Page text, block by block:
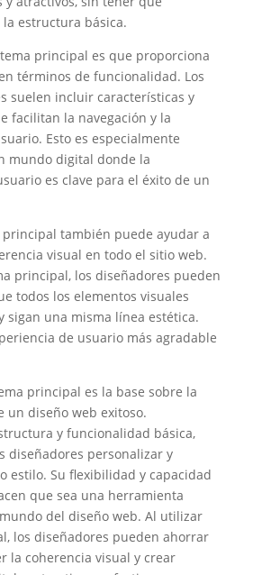
estructura básica.
principal es que proporciona
términos de funcionalidad. Los
suelen incluir características y
facilitan la navegación y la
Esto es especialmente
mundo digital donde la
es clave para el éxito de un
principal también puede ayudar a
visual en todo el sitio web.
principal, los diseñadores pueden
todos los elementos visuales
sigan una misma línea estética.
de usuario más agradable
principal es la base sobre la
un diseño web exitoso.
y funcionalidad básica,
diseñadores personalizar y
estilo. Su flexibilidad y capacidad
que sea una herramienta
del diseño web. Al utilizar
los diseñadores pueden ahorrar
la coherencia visual y crear